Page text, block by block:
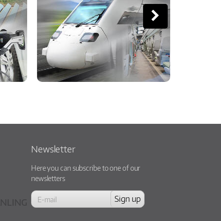
Newsletter
Here you can subscribe to one of our
newsletters